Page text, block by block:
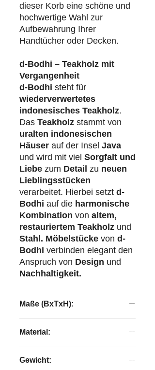
dieser Korb eine schöne und
hochwertige Wahl zur
Aufbewahrung Ihrer
Handtücher oder Decken.
d-Bodhi – Teakholz mit
Vergangenheit
d-Bodhi steht für
wiederverwertetes
indonesisches Teakholz.
Das Teakholz stammt von
uralten indonesischen
Häuser auf der Insel Java
und wird mit viel Sorgfalt und
Liebe zum Detail zu neuen
Lieblingsstücken
verarbeitet. Hierbei setzt d-
Bodhi auf die harmonische
Kombination von altem,
restauriertem Teakholz und
Stahl. Möbelstücke von d-
Bodhi verbinden elegant den
Anspruch von Design und
Nachhaltigkeit.
Maße (BxTxH):
Material:
Gewicht: